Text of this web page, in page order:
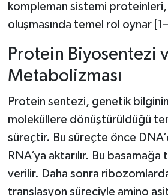
kompleman sistemi proteinleri,
oluşmasında temel rol oynar
Protein Biyosentezi
Metabolizması
Protein sentezi, genetik
moleküllere dönüştürüldüğü
süreçtir. Bu süreçte önce
RNA’ya aktarılır. Bu
verilir. Daha sonra
translasyon süreciyle amino